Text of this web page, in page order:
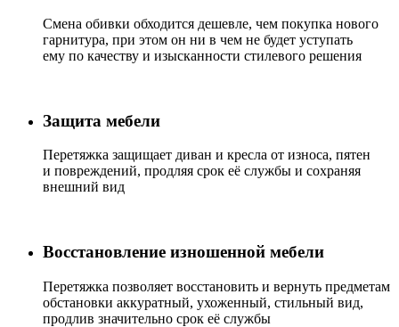
Смена обивки обходится дешевле, чем покупка нового
гарнитура, при этом он ни в чем не будет уступать
ему по качеству и изысканности стилевого решения
Защита мебели
Перетяжка защищает диван и кресла от износа, пятен
и повреждений, продляя срок её службы и сохраняя
внешний вид
Восстановление изношенной мебели
Перетяжка позволяет восстановить и вернуть предметам
обстановки аккуратный, ухоженный, стильный вид,
продлив значительно срок её службы